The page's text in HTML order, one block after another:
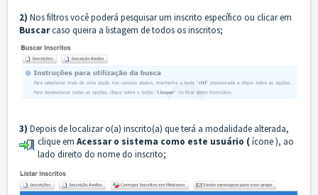
2) Nos filtros você poderá pesquisar um inscrito específico ou clicar em
Buscarcaso queira a listagem de todos os inscritos;
3) Depois de localizar o(a) inscrito(a) que terá a modalidade alterada,
clique em Acessar o sistema como este usuário (ícone), ao
lado direito do nome do inscrito;